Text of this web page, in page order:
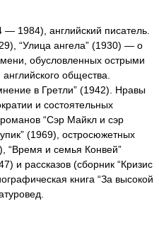
1984), английский писатель.
“Улица ангела” (1930) — о
обусловленных острыми
общества.
в Гретли” (1942). Нравы
и состоятельных
“Сэр Майкл и сэр
(1969), остросюжетных
“Время и семья Конвей”
и рассказов (сборник “Кризис
книга “За высокой